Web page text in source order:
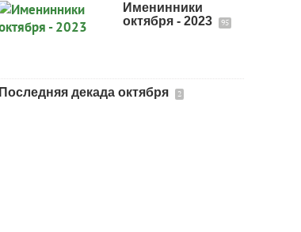
Именинники
октября - 2023
95
Последняя декада октября 2